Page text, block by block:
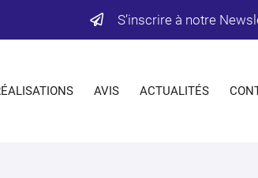
S’inscrire à notre
AVIS ACTUALITÉS